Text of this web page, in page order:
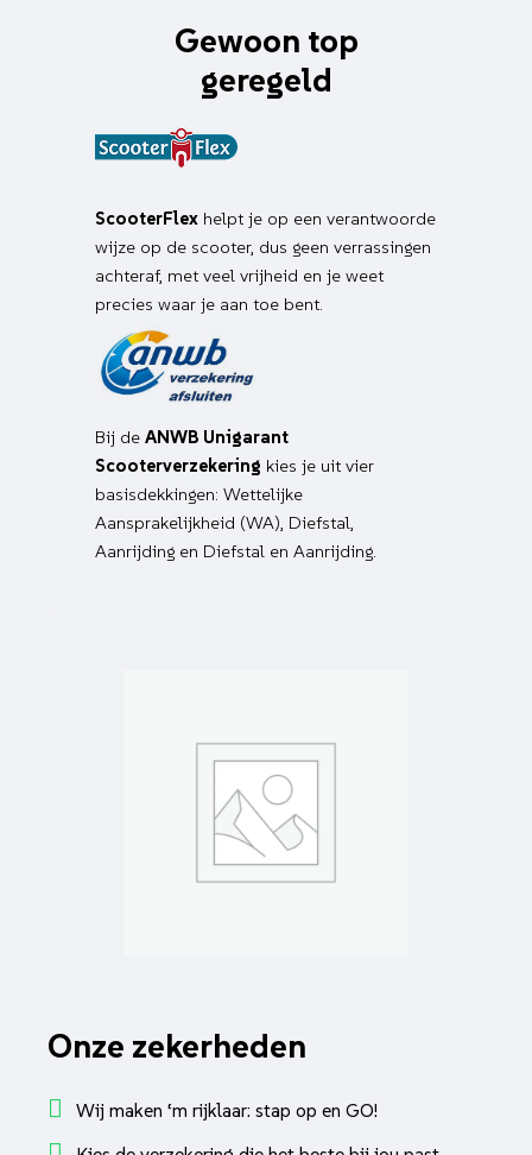
Gewoon top
geregeld
ScooterFlex helpt je op een verantwoorde
wijze op de scooter, dus geen verrassingen
achteraf, met veel vrijheid en je weet
precies waar je aan toe bent.
Bij de ANWB Unigarant
Scooterverzekering kies je uit vier
basisdekkingen: Wettelijke
Aansprakelijkheid (WA), Diefstal,
Aanrijding en Diefstal en Aanrijding.
Onze zekerheden
Wij maken ‘m rijklaar: stap op en GO!